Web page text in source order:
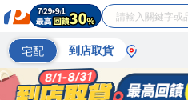
宅配 到店取貨